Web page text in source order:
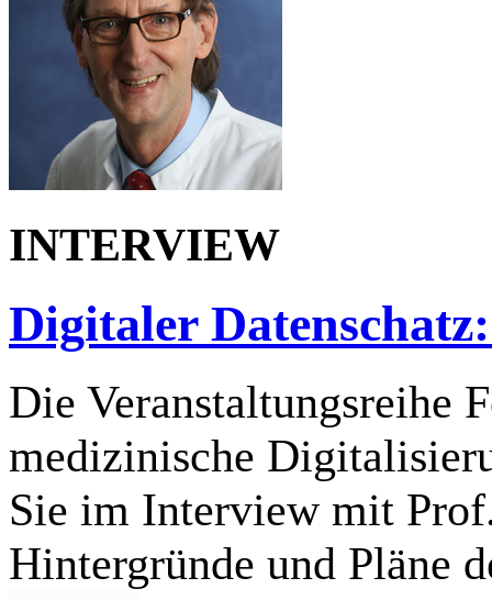
INTERVIEW
Digitaler
Die Veranstaltungsreihe
medizinische
Sie im Interview mit
Hintergründe und Pläne